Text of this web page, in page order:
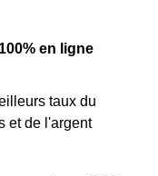
en ligne
taux du
et de l'argent